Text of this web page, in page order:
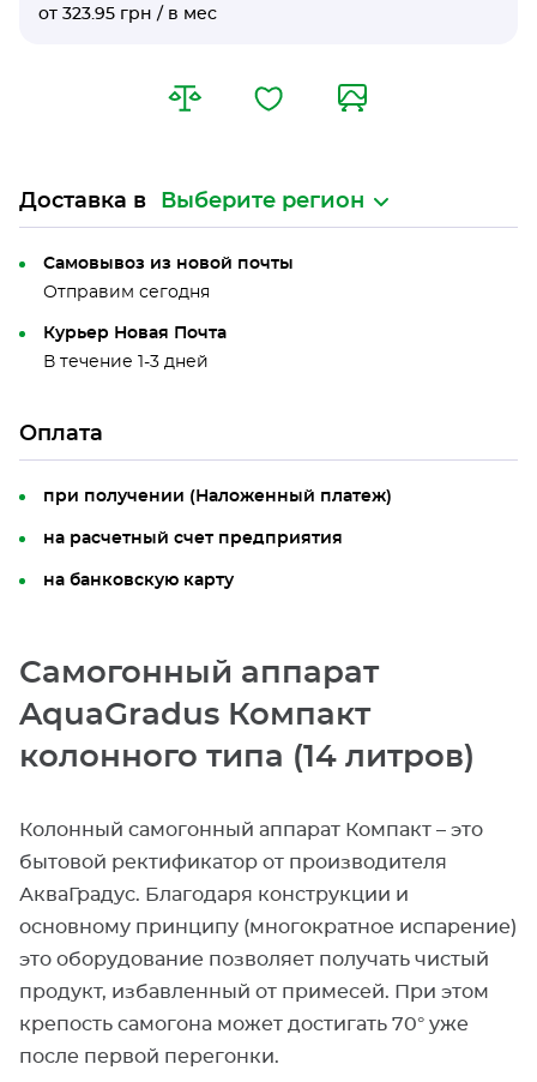
от 323.95 грн / в мес
Доставка в Выберите регион
Самовывоз из новой почты
Отправим сегодня
Курьер Новая Почта
В течение 1-3 дней
Оплата
при получении (Наложенный платеж)
на расчетный счет предприятия
на банковскую карту
Самогонный аппарат
AquaGradus Компакт
колонного типа (14 литров)
Колонный самогонный аппарат Компакт – это
бытовой ректификатор от производителя
АкваГрадус. Благодаря конструкции и
основному принципу (многократное испарение)
это оборудование позволяет получать чистый
продукт, избавленный от примесей. При этом
крепость самогона может достигать 70° уже
после первой перегонки.